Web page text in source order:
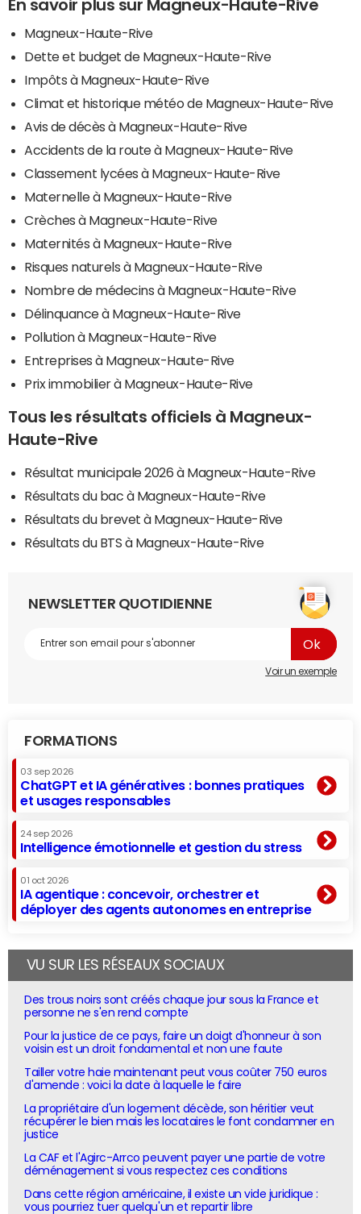
En savoir plus sur Magneux-Haute-Rive
Magneux-Haute-Rive
Dette et budget de Magneux-Haute-Rive
Impôts à Magneux-Haute-Rive
Climat et historique météo de Magneux-Haute-Rive
Avis de décès à Magneux-Haute-Rive
Accidents de la route à Magneux-Haute-Rive
Classement lycées à Magneux-Haute-Rive
Maternelle à Magneux-Haute-Rive
Crèches à Magneux-Haute-Rive
Maternités à Magneux-Haute-Rive
Risques naturels à Magneux-Haute-Rive
Nombre de médecins à Magneux-Haute-Rive
Délinquance à Magneux-Haute-Rive
Pollution à Magneux-Haute-Rive
Entreprises à Magneux-Haute-Rive
Prix immobilier à Magneux-Haute-Rive
Tous les résultats officiels à Magneux-
Haute-Rive
Résultat municipale 2026 à Magneux-Haute-Rive
Résultats du bac à Magneux-Haute-Rive
Résultats du brevet à Magneux-Haute-Rive
Résultats du BTS à Magneux-Haute-Rive
NEWSLETTER QUOTIDIENNE
Voir un exemple
FORMATIONS
03 sep 2026
ChatGPT et IA génératives : bonnes pratiques
et usages responsables
24 sep 2026
Intelligence émotionnelle et gestion du stress
01 oct 2026
IA agentique : concevoir, orchestrer et
déployer des agents autonomes en entreprise
VU SUR LES RÉSEAUX SOCIAUX
Des trous noirs sont créés chaque jour sous la France et
personne ne s'en rend compte
Pour la justice de ce pays, faire un doigt d'honneur à son
voisin est un droit fondamental et non une faute
Tailler votre haie maintenant peut vous coûter 750 euros
d'amende : voici la date à laquelle le faire
La propriétaire d'un logement décède, son héritier veut
récupérer le bien mais les locataires le font condamner en
justice
La CAF et l'Agirc-Arrco peuvent payer une partie de votre
déménagement si vous respectez ces conditions
Dans cette région américaine, il existe un vide juridique :
vous pourriez tuer quelqu'un et repartir libre